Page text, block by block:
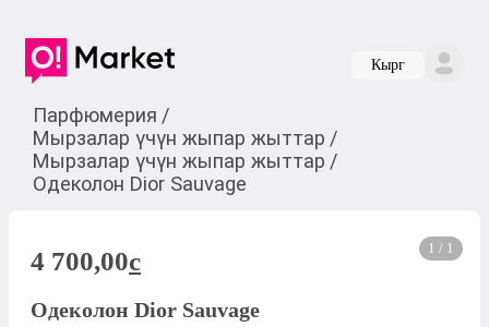
Кырг
Парфюмерия /
Мырзалар үчүн жыпар жыттар /
Мырзалар үчүн жыпар жыттар /
Одеколон Dior Sauvage
1 / 1
4 700,00c
Одеколон Dior Sauvage